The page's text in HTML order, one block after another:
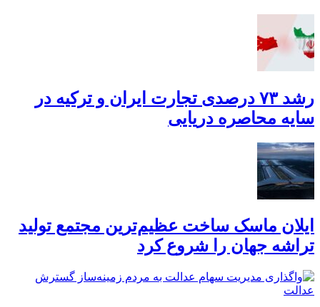
رشد ۷۳ درصدی تجارت ایران و ترکیه در
سایه محاصره دریایی
ایلان ماسک ساخت عظیم‌ترین مجتمع تولید
تراشه جهان را شروع کرد